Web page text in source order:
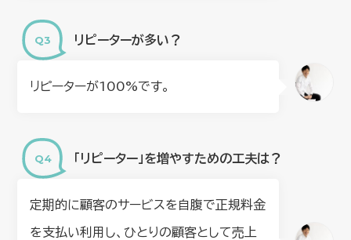
リピーターが多い？
リピーターが100%です。
「リピーター」を増やすための工夫は？
定期的に顧客のサービスを自腹で正規料金
を支払い利用し、ひとりの顧客として売上